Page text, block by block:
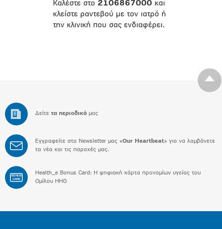
Καλέστε στο 2106867000 και
κλείστε ραντεβού με τον ιατρό ή
την κλινική που σας ενδιαφέρει.
Δείτε τα περιοδικά μας
Εγγραφείτε στο Newsletter μας «Our Heartbeat» για να λαμβάνετε
τα νέα και τις παροχές μας.
BONUS
CARD
Health_e Bonus Card: H ψηφιακή κάρτα προνομίων υγείας του
Ομίλου HHG